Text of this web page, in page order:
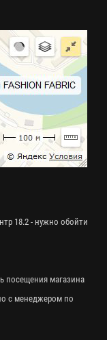
18.2 - нужно обойти
посещения магазина
с менеджером по